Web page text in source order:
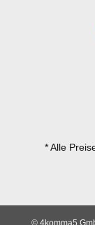
* Alle
© 4komma5